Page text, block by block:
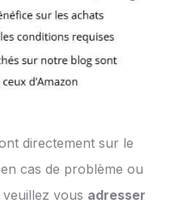
directement sur le
en cas de problème ou
vous adresser